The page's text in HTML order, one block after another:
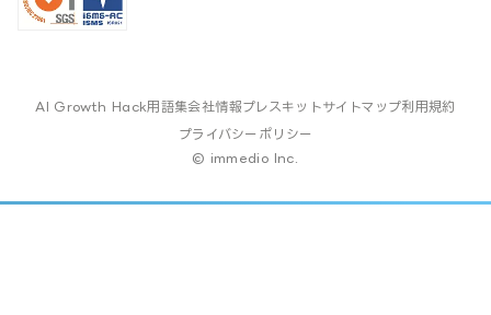
AI Growth Hack用語集会社情報プレスキットサイトマップ利用規約
プライバシーポリシー
© immedio Inc.